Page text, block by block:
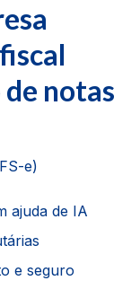
notas
e)
ajuda de IA
e seguro